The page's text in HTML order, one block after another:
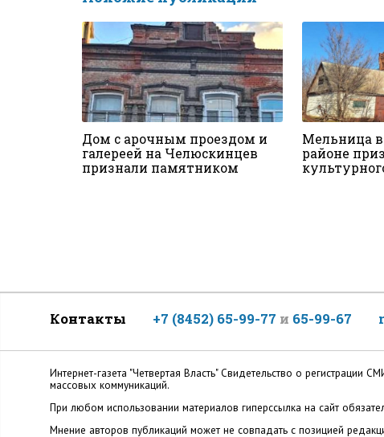
Дом с арочным проездом и
галереей на Челюскинцев
признали памятником
Мельница
районе
Контакты +7 (8452) 65-99-77 и 65-99-67
Интернет-газета "Четвертая Власть" Cвидетельство о
массовых коммуникаций.
При любом использовании материалов гиперссылка на сайт
Мнение авторов публикаций может не совпадать с позицией